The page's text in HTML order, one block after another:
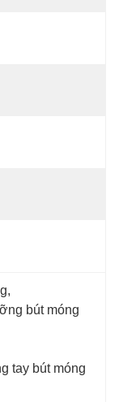
,
bút móng
tay bút móng